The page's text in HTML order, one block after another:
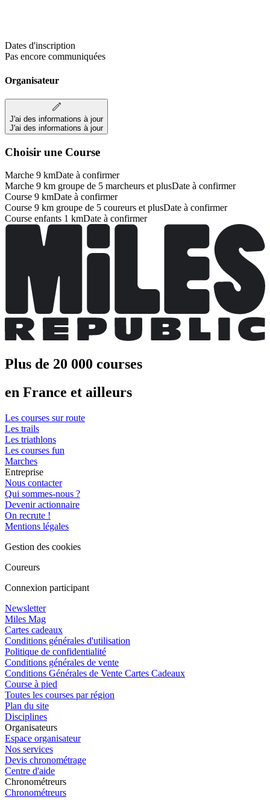
Dates d'inscription
Pas encore communiquées
Organisateur
J'ai des informations à jour
J'ai des informations à jour
Choisir une Course
Marche 9 kmDate à confirmer
Marche 9 km groupe de 5 marcheurs et plusDate à confirmer
Course 9 kmDate à confirmer
Course 9 km groupe de 5 coureurs et plusDate à confirmer
Course enfants 1 kmDate à confirmer
Plus de 20 000 courses
en France et ailleurs
Les courses sur route
Les trails
Les triathlons
Les courses fun
Marches
Entreprise
Nous contacter
Qui sommes-nous ?
Devenir actionnaire
On recrute !
Mentions légales
Gestion des cookies
Coureurs
Connexion participant
Newsletter
Miles Mag
Cartes cadeaux
Conditions générales d'utilisation
Politique de confidentialité
Conditions générales de vente
Conditions Générales de Vente Cartes Cadeaux
Course à pied
Toutes les courses par région
Plan du site
Disciplines
Organisateurs
Espace organisateur
Nos services
Devis chronométrage
Centre d'aide
Chronométreurs
Chronométreurs